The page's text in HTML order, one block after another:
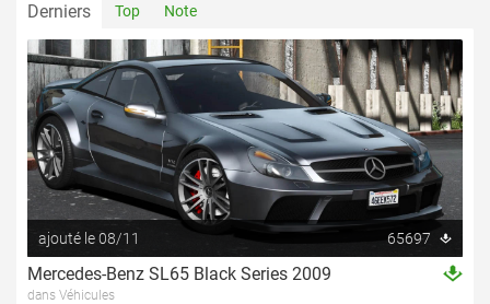
Derniers Top Note
ajouté le 08/11 65697
Mercedes-Benz SL65 Black Series 2009
dans Véhicules